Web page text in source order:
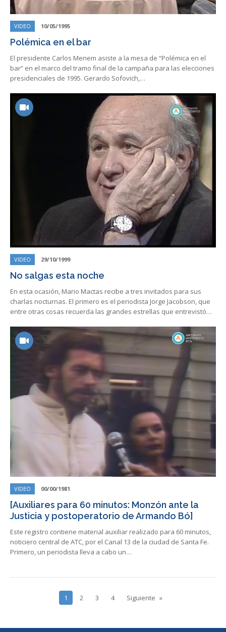
VIDEO 10/05/1995
Polémica en el bar
El presidente Carlos Menem asiste a la mesa de “Polémica en el
bar” en el marco del tramo final de la campaña para las elecciones
presidenciales de 1995. Gerardo Sofovich,…
VIDEO 29/10/1999
No salgas esta noche
En esta ocasión, Mario Mactas recibe a tres invitados para sus
charlas nocturnas. El primero es el periodista Jorge Jacobson, que
entre otras cosas recuerda las grandes estrellas que entrevistó…
VIDEO 00/00/1981
[Auxiliares para 60 minutos: Monzón ante la
Justicia y postoperatorio de Armando Bó]
Este registro contiene material auxiliar realizado para 60 minutos,
noticiero central de ATC, por el Canal 13 de la ciudad de Santa Fe.
Primero, un periodista lleva a cabo un…
1 2 3 4 Siguiente